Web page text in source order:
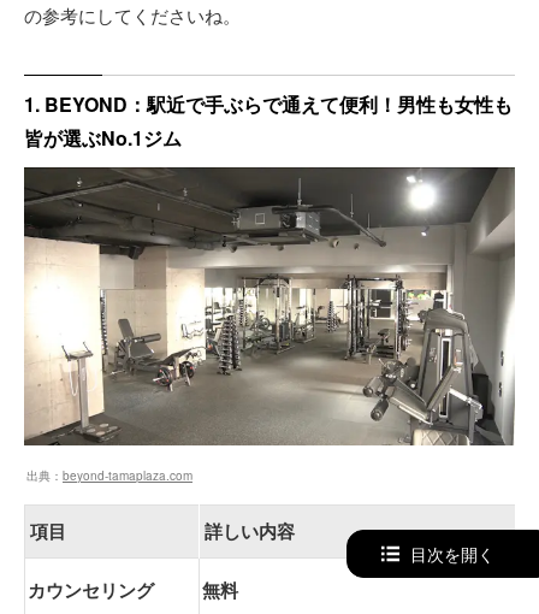
の参考にしてくださいね。
1. BEYOND：駅近で手ぶらで通えて便利！男性も女性も
皆が選ぶNo.1ジム
出典： beyond-tamaplaza.com
項目 詳しい内容
カウンセリング 無料
目次を開く